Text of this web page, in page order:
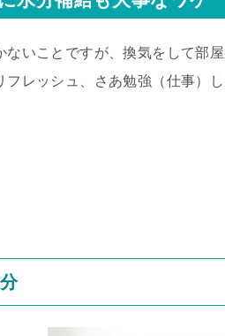
ないことですが、換気をして部屋
フレッシュ、さあ勉強（仕事）